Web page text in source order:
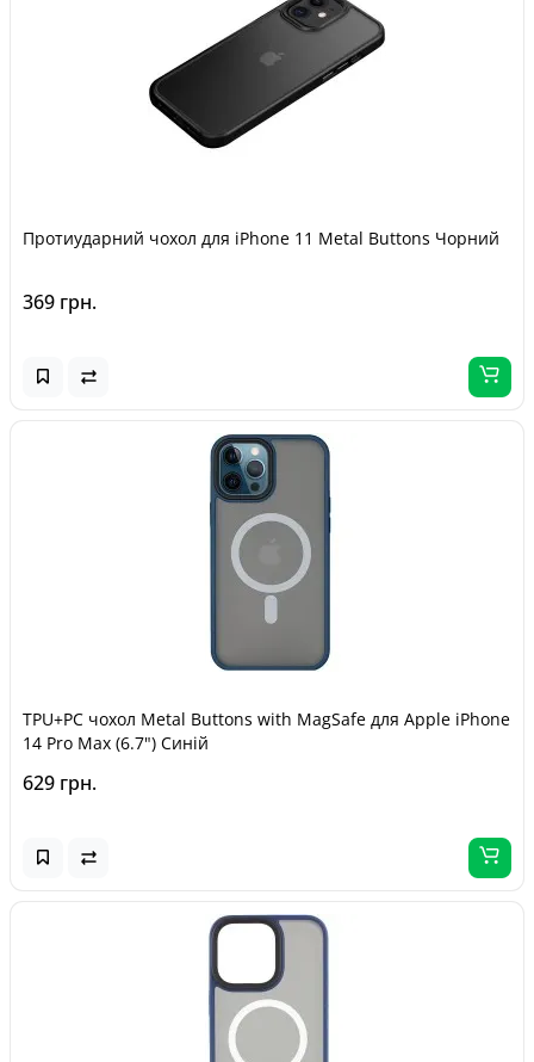
Протиударний чохол для iPhone 11 Metal Buttons Чорний
369 грн.
TPU+PC чохол Metal Buttons with MagSafe для Apple iPhone
14 Pro Max (6.7") Синій
629 грн.